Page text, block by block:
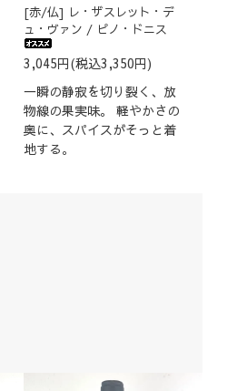
[赤/仏] レ・ザスレット・デ
ュ・ヴァン / ピノ・ドニス
3,045円(税込3,350円)
一瞬の静寂を切り裂く、放
物線の果実味。 軽やかさの
奥に、スパイスがそっと着
地する。